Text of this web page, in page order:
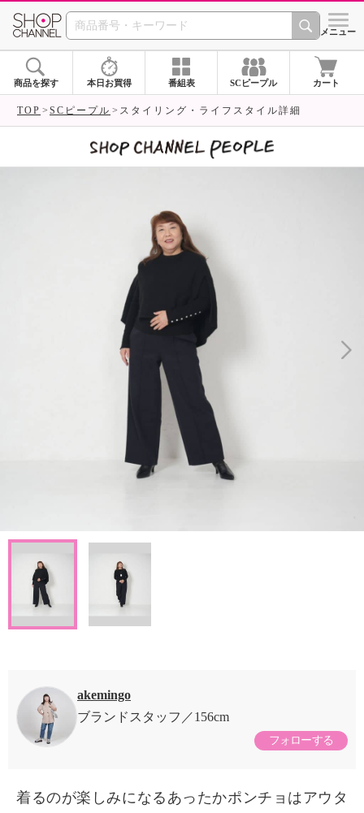
SHOP CHANNEL シメニュー
商品を探す 本日お買得 番組表 SCピープル カート
TOP SCピープル スタイリング・ライフスタイル詳細
akemingo
ブランドスタッフ
156cm
フォローする
着るのが楽しみになるあったかポンチョはアウタ